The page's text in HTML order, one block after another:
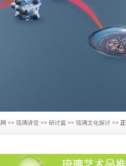
>> 琉璃讲堂 >> 研讨篇 >> 琉璃文化探讨 >>